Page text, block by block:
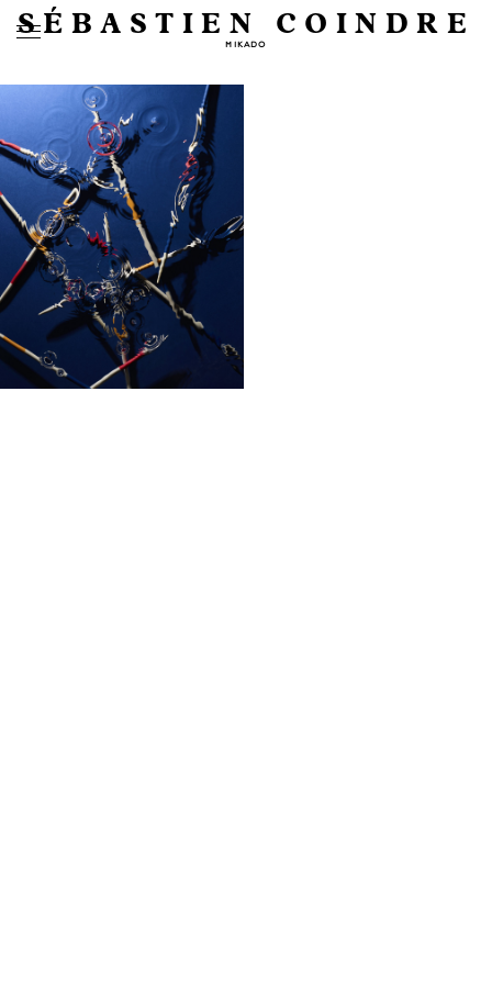
SÉBASTIEN COINDRE
MIKADO